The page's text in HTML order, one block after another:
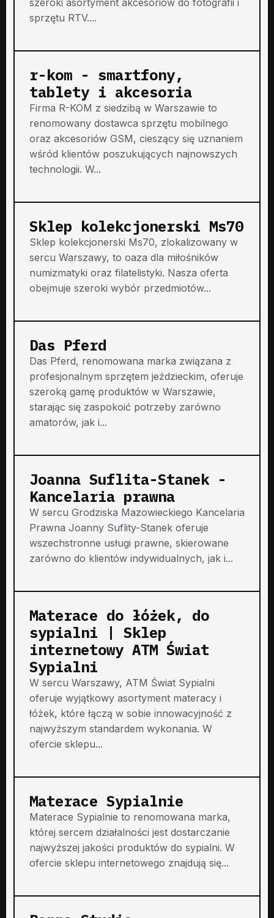
sprzętu RTV....
r-kom - smartfony,
tablety i akcesoria
Firma R-KOM z siedzibą w Warszawie to
renomowany dostawca sprzętu mobilnego
oraz akcesoriów GSM, cieszący się uznaniem
wśród klientów poszukujących najnowszych
technologii. W...
Sklep kolekcjonerski Ms70
Sklep kolekcjonerski Ms70, zlokalizowany w
sercu Warszawy, to oaza dla miłośników
numizmatyki oraz filatelistyki. Nasza oferta
obejmuje szeroki wybór przedmiotów...
Das Pferd
Das Pferd, renomowana marka związana z
profesjonalnym sprzętem jeździeckim, oferuje
szeroką gamę produktów w Warszawie,
starając się zaspokoić potrzeby zarówno
amatorów, jak i...
Joanna Suflita-Stanek -
Kancelaria prawna
W sercu Grodziska Mazowieckiego Kancelaria
Prawna Joanny Suflity-Stanek oferuje
wszechstronne usługi prawne, skierowane
zarówno do klientów indywidualnych, jak i...
Materace do łóżek, do
sypialni | Sklep
internetowy ATM Świat
Sypialni
W sercu Warszawy, ATM Świat Sypialni
oferuje wyjątkowy asortyment materacy i
łóżek, które łączą w sobie innowacyjność z
najwyższym standardem wykonania. W
ofercie sklepu...
Materace Sypialnie
Materace Sypialnie to renomowana marka,
której sercem działalności jest dostarczanie
najwyższej jakości produktów do sypialni. W
ofercie sklepu internetowego znajdują się...